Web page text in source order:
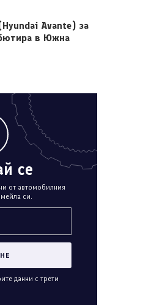
Avante) за
в Южна
се
от автомобилния
си.
данни с трети